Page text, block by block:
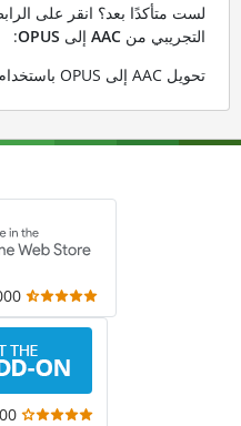
لست متأكدًا بعد؟ انقر على
التجريبي من AACإلى OPUS
:
تحويل AAC إلى OPUS باستخدام ملف AAC التجريبي الخاص بنا